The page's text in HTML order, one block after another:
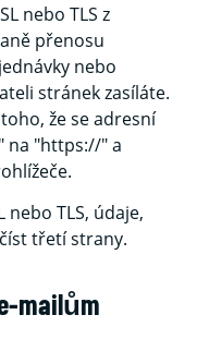
nebo TLS z
přenosu
nebo
stránek zasíláte.
že se adresní
na "https://" a
nebo TLS, údaje,
třetí strany.
mailům